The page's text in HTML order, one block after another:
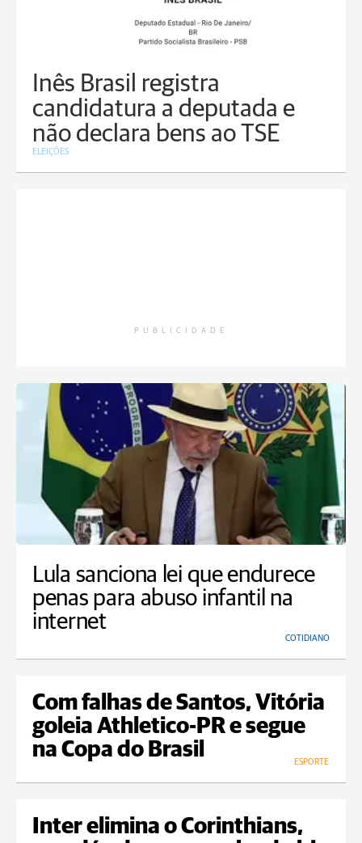
Inês Brasil registra
candidatura a deputada e
não declara bens ao TSE
ELEIÇÕES
PUBLICIDADE
Lula sanciona lei que endurece
penas para abuso infantil na
internet
COTIDIANO
Com falhas de Santos, Vitória
goleia Athletico-PR e segue
na Copa do Brasil
ESPORTE
Inter elimina o Corinthians,